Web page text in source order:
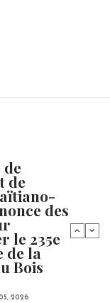
de
des
le 235e
de la
Bois
2026